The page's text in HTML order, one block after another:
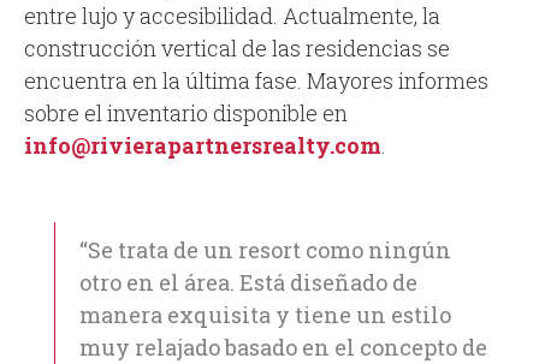
entre lujo y accesibilidad. Actualmente, la
construcción vertical de las residencias se
encuentra en la última fase. Mayores informes
sobre el inventario disponible en
info@rivierapartnersrealty.com.
“Se trata de un resort como ningún
otro en el área. Está diseñado de
manera exquisita y tiene un estilo
muy relajado basado en el concepto de